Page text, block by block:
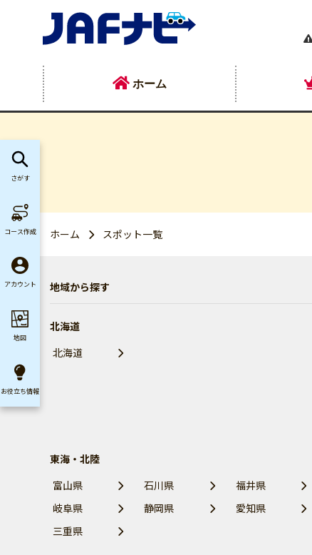
ホーム
ホーム スポット一覧
地域から探す
北海道
北海道
東海・北陸
富山県
石川県
福井県
岐阜県
静岡県
愛知県
三重県
さがす
コース作成
アカウント
地図
お役立ち情報